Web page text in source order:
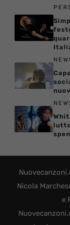
Nicola
e